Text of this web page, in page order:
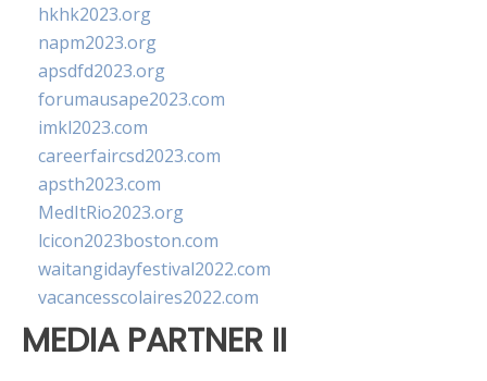
hkhk2023.org
napm2023.org
apsdfd2023.org
forumausape2023.com
imkl2023.com
careerfaircsd2023.com
apsth2023.com
MedItRio2023.org
lcicon2023boston.com
waitangidayfestival2022.com
vacancesscolaires2022.com
MEDIA PARTNER II